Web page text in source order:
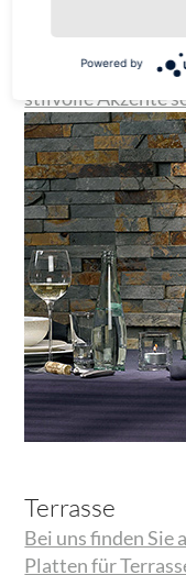
Naturstein
Alt und schön:
stilvolle Akzente
Terrasse
Bei uns finden Sie
Platten für
Powered by